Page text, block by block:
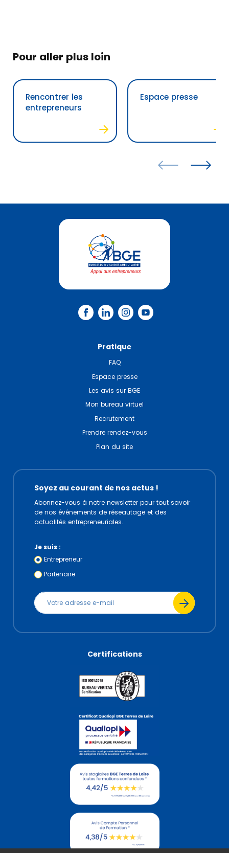
Pour aller plus loin
Rencontrer les
entrepreneurs
Espace presse
Pratique
FAQ
Espace presse
Les avis sur BGE
Mon bureau virtuel
Recrutement
Prendre rendez-vous
Plan du site
Soyez au courant de nos actus !
Abonnez-vous à notre newsletter pour tout savoir
de nos événements de réseautage et des
actualités entrepreneuriales.
Je suis :
Entrepreneur
Partenaire
Certifications